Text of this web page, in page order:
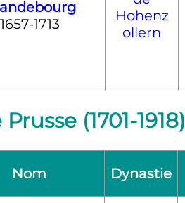
1657-1713
Hohenz
ollern
(1701-1918)
Nom Dynastie